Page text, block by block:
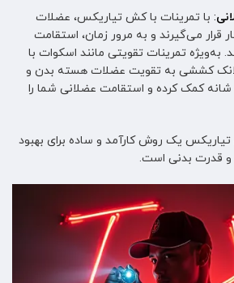
: با تمرینات با کش تیاریکس، عضلات
می‌گیرند و به مرور زمان، استقامت
به‌ویژه تمرینات تقویتی مانند اسکوات با
کششی به تقویت عضلات هسته بدن و
کمک کرده و استقامت عضلانی شما را
یک روش کارآمد و ساده برای بهبود
و قدرت بدنی است.